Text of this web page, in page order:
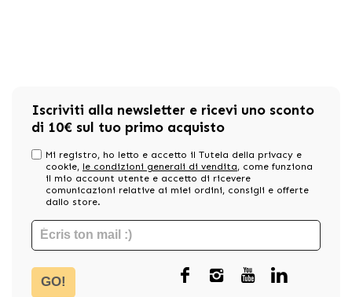
Iscriviti alla newsletter e ricevi uno sconto
di 10€ sul tuo primo acquisto
Mi registro, ho letto e accetto il Tutela della privacy e
cookie, le condizioni generali di vendita, come funziona
il mio account utente e accetto di ricevere
comunicazioni relative ai miei ordini, consigli e offerte
dallo store.
GO!